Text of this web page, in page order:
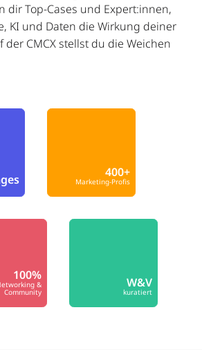
dir Top-Cases und Expert:innen,
KI und Daten die Wirkung deiner
CMCX stellst du die Weichen
400+
Marketing-Profis
100%
&
Community
W&V
kuratiert